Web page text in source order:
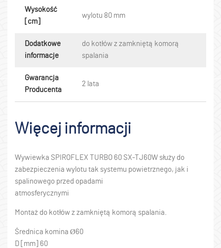
Wysokość
[cm]
wylotu 80 mm
Dodatkowe
informacje
do kotłów z zamkniętą komorą
spalania
Gwarancja
Producenta
2 lata
Więcej informacji
Wywiewka SPIROFLEX TURBO 60 SX-TJ60W służy do
zabezpieczenia wylotu tak systemu powietrznego, jak i
spalinowego przed opadami
atmosferycznymi
Montaż do kotłów z zamkniętą komorą spalania.
Średnica komina Ø60
D [mm] 60